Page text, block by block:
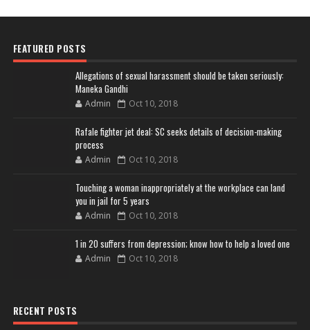
FEATURED POSTS
Allegations of sexual harassment should be taken seriously:
Maneka Gandhi
Admin Oct 10, 2018
Rafale fighter jet deal: SC seeks details of decision-making
process
Admin Oct 10, 2018
Touching a woman inappropriately at the workplace can land
you in jail for 5 years
Admin Oct 10, 2018
1 in 20 suffers from depression; know how to help a loved one
Admin Oct 10, 2018
RECENT POSTS